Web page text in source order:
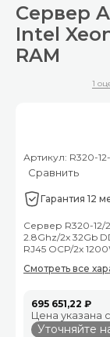
Сервер
Intel
RAM
1
Артикул: R320-
Сравнить
Гарантия 12
Сервер R320-12/
2.8Ghz/2x 32Gb
RJ45 OCP/2x
Смотреть все
695 651,22 ₽
Цена указана
Уточняйте